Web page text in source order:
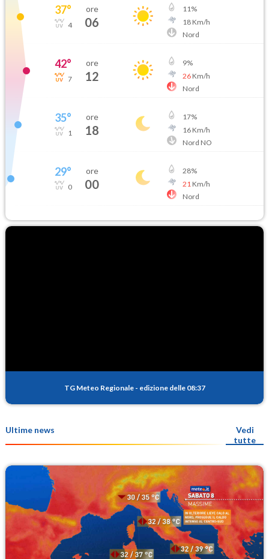
37°
4
ore
06
11%
18Km/h
Nord
42°
7
ore
12
9%
26Km/h
Nord
35°
1
ore
18
17%
16Km/h
Nord NO
29°
0
ore
00
28%
21 Km/h
Nord
TG Meteo Regionale - edizione delle 08:37
Ultime news
Vedi
tutte